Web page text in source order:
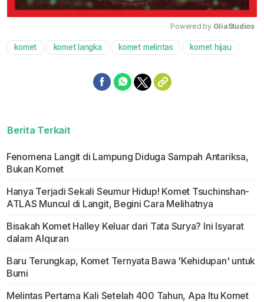
Mute
Powered by GliaStudios
komet komet langka komet melintas komet hijau
Berita Terkait
Fenomena Langit di Lampung Diduga Sampah Antariksa,
Bukan Komet
Hanya Terjadi Sekali Seumur Hidup! Komet Tsuchinshan-
ATLAS Muncul di Langit, Begini Cara Melihatnya
Bisakah Komet Halley Keluar dari Tata Surya? Ini Isyarat
dalam Alquran
Baru Terungkap, Komet Ternyata Bawa 'Kehidupan' untuk
Bumi
Melintas Pertama Kali Setelah 400 Tahun, Apa Itu Komet